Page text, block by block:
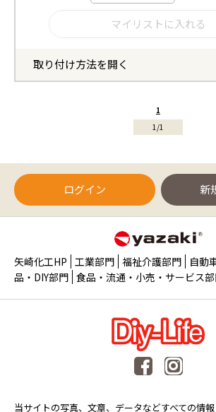
取り付け方法を開く
1/1
1
ログイン 新
矢崎化工HP 工業部門 福祉介護部門 自動
品・DIY部門 食品・流通・小売・サービス
当サイトの写真、文章、データなどすべての情